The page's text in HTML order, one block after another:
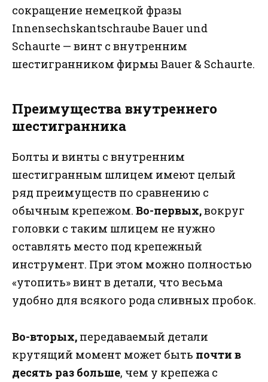
сокращение немецкой фразы
Innensechskantschraube Bauer und
Schaurte — винт с внутренним
шестигранником фирмы Bauer & Schaurte.
Преимущества внутреннего
шестигранника
Болты и винты с внутренним
шестигранным шлицем имеют целый
ряд преимуществ по сравнению с
обычным крепежом. Во-первых,вокруг
головки с таким шлицем не нужно
оставлять место под крепежный
инструмент. При этом можно полностью
«утопить» винт в детали, что весьма
удобно для всякого рода сливных пробок.
Во-вторых, передаваемый детали
крутящий момент может быть почти в
десять раз больше, чем у крепежа с